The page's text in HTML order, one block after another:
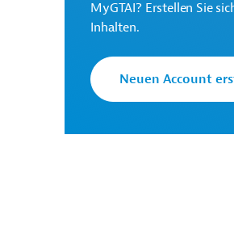
National Treasury and
MyGTAI? Erstellen Sie
Inhalten.
Neuen Account